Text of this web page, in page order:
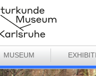
MUSEUM